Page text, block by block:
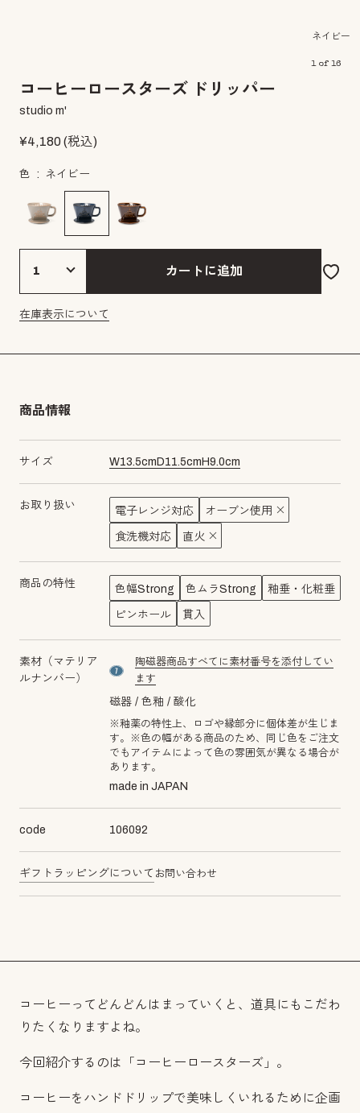
ネイビー
1of 16
コーヒーロースターズ ドリッパー
studio m'
¥4,180(税込)
色 ネイビー
カートに追加
在庫表示について
商品情報
サイズ W13.5cm D11.5cm H9.0cm
お取り扱い 電子レンジ対応 オーブン使用
食洗機対応 直火
商品の特性 色幅Strong 色ムラStrong 釉垂・化粧垂
ピンホール 貫入
素材（マテリア
ルナンバー）
material number7
陶磁器商品すべてに素材番号を添付してい
ます
磁器 色釉 酸化
※釉薬の特性上、ロゴや縁部分に個体差が生じま
す。※色の幅がある商品のため、同じ色をご注文
でもアイテムによって色の雰囲気が異なる場合が
あります。
made in JAPAN
code 106092
ギフトラッピングについて お問い合わせ
コーヒーってどんどんはまっていくと、道具にもこだわ
りたくなりますよね。
今回紹介するのは「コーヒーロースターズ」。
コーヒーをハンドドリップで美味しくいれるために企画